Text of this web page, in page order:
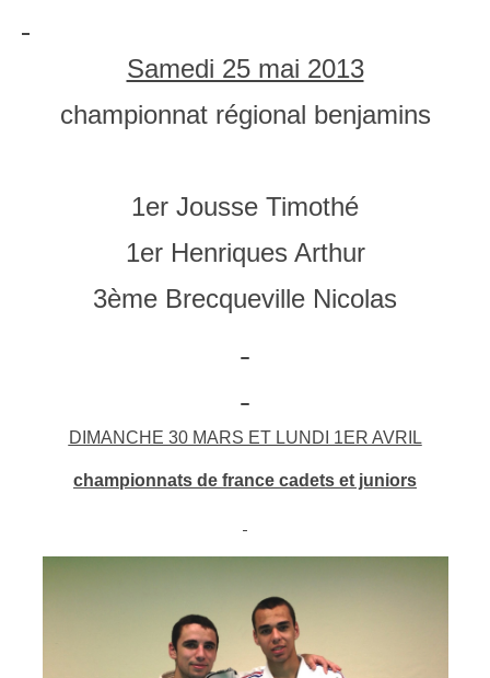
Samedi 25 mai 2013
championnat régional benjamins
1er Jousse Timothé
1er Henriques Arthur
3ème Brecqueville Nicolas
DIMANCHE 30 MARS ET LUNDI 1ER AVRIL
championnats de france cadets et juniors